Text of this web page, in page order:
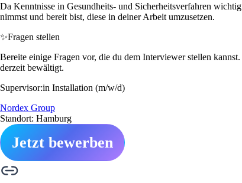
Da Kenntnisse in Gesundheits- und Sicherheitsverfahren
nimmst und bereit bist, diese in deiner Arbeit umzusetzen.
✨Fragen stellen
Bereite einige Fragen vor, die du dem Interviewer stellen
derzeit bewältigt.
Supervisor:in Installation (m/w/d)
Nordex Group
Standort: Hamburg
Jetzt bewerben